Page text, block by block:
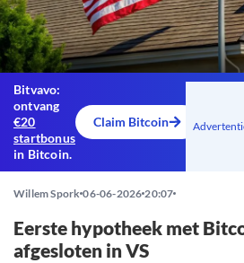
Bitvavo:
ontvang
€20
startbonus
in Bitcoin.
Claim Bitcoin
Willem Spork 06-06-2026 20:07
Eerste hypotheek met
afgesloten in VS